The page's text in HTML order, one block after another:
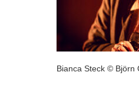
Bianca Steck © Björn